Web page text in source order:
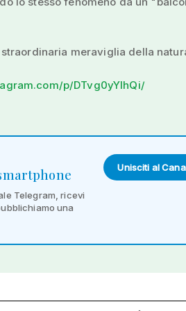
meraviglia della
p/DTvg0yYlhQi/
Telegram, ricevi
una
Unisciti al